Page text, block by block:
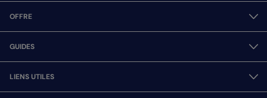
OFFRE
GUIDES
LIENS UTILES